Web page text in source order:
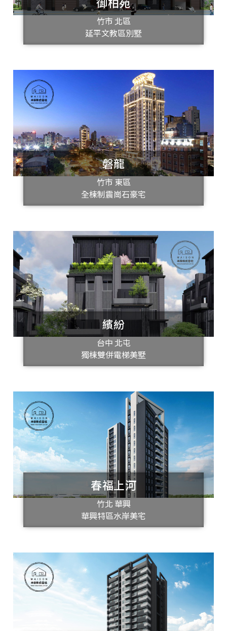
御柏苑
竹市 北區
延平文教區別墅
磐龍
竹市 東區
全棟制震崗石豪宅
繽紛
台中 北屯
獨棟雙併電梯美墅
春福上河
竹北 華興
華興特區水岸美宅